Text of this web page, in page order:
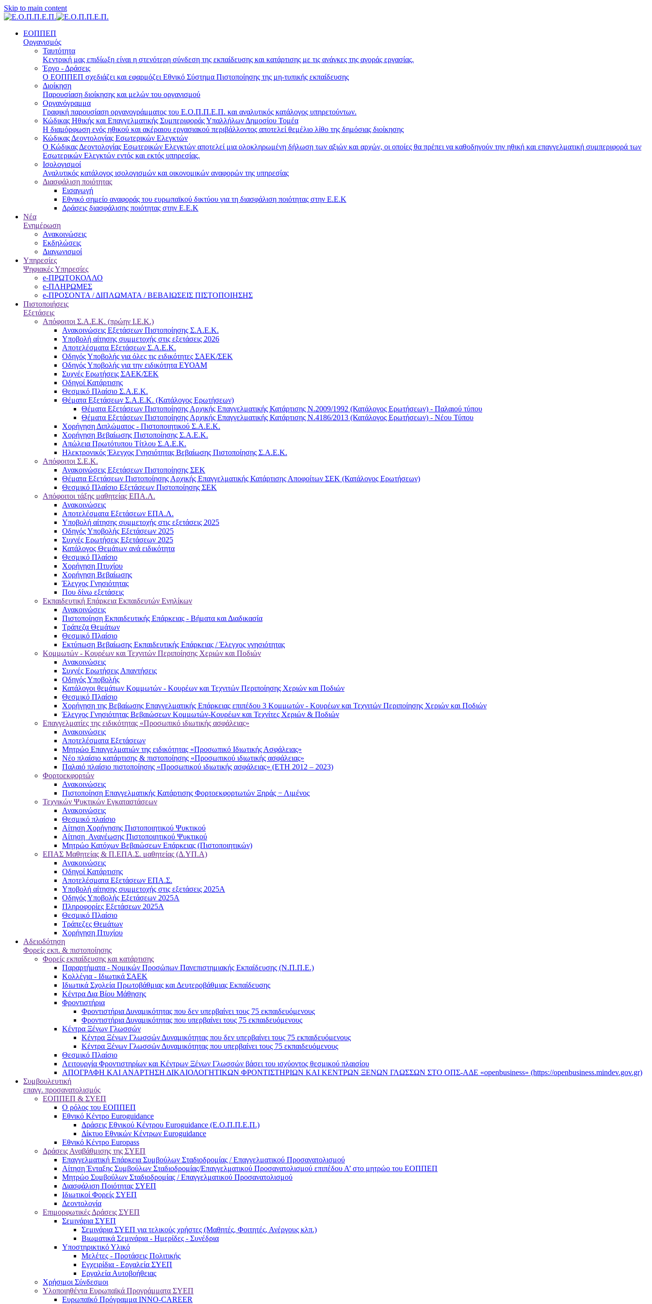
Skip to main content
ΕΟΠΠΕΠ
Οργανισμός
Ταυτότητα
Κεντρική μας επιδίωξη είναι η στενότερη σύνδεση της εκπαίδευσης και κατάρτισης με τις ανάγκες της αγοράς εργασίας.
Έργο - Δράσεις
Ο ΕΟΠΠΕΠ σχεδιάζει και εφαρμόζει Eθνικό Σύστημα Πιστοποίησης της μη-τυπικής εκπαίδευσης
Διοίκηση
Παρουσίαση διοίκησης και μελών του οργανισμού
Οργανόγραμμα
Γραφική παρουσίαση οργανογράμματος του Ε.Ο.Π.Π.Ε.Π. και αναλυτικός κατάλογος υπηρετούντων.
Κώδικας Ηθικής και Επαγγελματικής Συμπεριφοράς Υπαλλήλων Δημοσίου Τομέα
Η διαμόρφωση ενός ηθικού και ακέραιου εργασιακού περιβάλλοντος αποτελεί θεμέλιο λίθο της δημόσιας διοίκησης
Κώδικας Δεοντολογίας Εσωτερικών Ελεγκτών
Ο Κώδικας Δεοντολογίας Εσωτερικών Ελεγκτών αποτελεί μια ολοκληρωμένη δήλωση των αξιών και αρχών, οι οποίες θα πρέπει να καθοδηγούν την ηθική και επαγγελματική συμπεριφορά των
Εσωτερικών Ελεγκτών εντός και εκτός υπηρεσίας.
Ισολογισμοί
Αναλυτικός κατάλογος ισολογισμών και οικονομικών αναφορών της υπηρεσίας
Διασφάλιση ποιότητας
Εισαγωγή
Εθνικό σημείο αναφοράς του ευρωπαϊκού δικτύου για τη διασφάλιση ποιότητας στην Ε.Ε.Κ
Δράσεις διασφάλισης ποιότητας στην Ε.Ε.Κ
Νέα
Ενημέρωση
Ανακοινώσεις
Εκδηλώσεις
Διαγωνισμοί
Υπηρεσίες
Ψηφιακές Υπηρεσίες
e-ΠΡΩΤΟΚΟΛΛΟ
e-ΠΛΗΡΩΜΕΣ
e-ΠΡΟΣΟΝΤΑ / ΔΙΠΛΩΜΑΤΑ / ΒΕΒΑΙΩΣΕΙΣ ΠΙΣΤΟΠΟΙΗΣΗΣ
Πιστοποιήσεις
Εξετάσεις
Απόφοιτοι Σ.Α.Ε.Κ. (πρώην Ι.Ε.Κ.)
Ανακοινώσεις Εξετάσεων Πιστοποίησης Σ.Α.Ε.Κ.
Υποβολή αίτησης συμμετοχής στις εξετάσεις 2026
Αποτελέσματα Εξετάσεων Σ.Α.Ε.Κ.
Οδηγός Υποβολής για όλες τις ειδικότητες ΣΑΕΚ/ΣΕΚ
Οδηγός Υποβολής για την ειδικότητα ΕΥΟΑΜ
Συχνές Ερωτήσεις ΣΑΕΚ/ΣΕΚ
Οδηγοί Κατάρτισης
Θεσμικό Πλαίσιο Σ.Α.Ε.Κ.
Θέματα Εξετάσεων Σ.Α.Ε.Κ. (Κατάλογος Ερωτήσεων)
Θέματα Εξετάσεων Πιστοποίησης Αρχικής Επαγγελματικής Κατάρτισης Ν.2009/1992 (Κατάλογος Ερωτήσεων) - Παλαιού τύπου
Θέματα Εξετάσεων Πιστοποίησης Αρχικής Επαγγελματικής Κατάρτισης Ν.4186/2013 (Κατάλογος Ερωτήσεων) - Νέου Τύπου
Χορήγηση Διπλώματος - Πιστοποιητικού Σ.Α.Ε.Κ.
Χορήγηση Βεβαίωσης Πιστοποίησης Σ.Α.Ε.Κ.
Απώλεια Πρωτότυπου Τίτλου Σ.Α.Ε.Κ.
Ηλεκτρονικός Έλεγχος Γνησιότητας Βεβαίωσης Πιστοποίησης Σ.Α.Ε.Κ.
Απόφοιτοι Σ.Ε.Κ.
Ανακοινώσεις Εξετάσεων Πιστοποίησης ΣΕΚ
Θέματα Εξετάσεων Πιστοποίησης Αρχικής Επαγγελματικής Κατάρτισης Αποφοίτων ΣΕΚ (Κατάλογος Ερωτήσεων)
Θεσμικό Πλαίσιο Εξετάσεων Πιστοποίησης ΣΕΚ
Απόφοιτοι τάξης μαθητείας ΕΠΑ.Λ.
Ανακοινώσεις
Αποτελέσματα Εξετάσεων ΕΠΑ.Λ.
Υποβολή αίτησης συμμετοχής στις εξετάσεις 2025
Οδηγός Υποβολής Εξετάσεων 2025
Συχνές Ερωτήσεις Εξετάσεων 2025
Κατάλογος Θεμάτων ανά ειδικότητα
Θεσμικό Πλαίσιο
Χορήγηση Πτυχίου
Χορήγηση Βεβαίωσης
Έλεγχος Γνησιότητας
Που δίνω εξετάσεις
Εκπαιδευτική Επάρκεια Εκπαιδευτών Ενηλίκων
Ανακοινώσεις
Πιστοποίηση Εκπαιδευτικής Επάρκειας - Βήματα και Διαδικασία
Τράπεζα Θεμάτων
Θεσμικό Πλαίσιο
Εκτύπωση Βεβαίωσης Εκπαιδευτικής Επάρκειας / Έλεγχος γνησιότητας
Κομμωτών - Κουρέων και Τεχνιτών Περιποίησης Χεριών και Ποδιών
Ανακοινώσεις
Συχνές Ερωτήσεις Απαντήσεις
Οδηγός Υποβολής
Κατάλογοι θεμάτων Κομμωτών - Κουρέων και Τεχνιτών Περιποίησης Χεριών και Ποδιών
Θεσμικό Πλαίσιο
Χορήγηση της Βεβαίωσης Επαγγελματικής Επάρκειας επιπέδου 3 Κομμωτών - Κουρέων και Τεχνιτών Περιποίησης Χεριών και Ποδιών
Έλεγχος Γνησιότητας Βεβαιώσεων Κομμωτών-Κουρέων και Τεχνίτες Χεριών & Ποδιών
Επαγγελματίες της ειδικότητας «Προσωπικό ιδιωτικής ασφάλειας»
Ανακοινώσεις
Αποτελέσματα Εξετάσεων
Μητρώο Επαγγελματιών της ειδικότητας «Προσωπικό Ιδιωτικής Ασφάλειας»
Νέο πλαίσιο κατάρτισης & πιστοποίησης «Προσωπικού ιδιωτικής ασφάλειας»
Παλαιό πλαίσιο πιστοποίησης «Προσωπικού ιδιωτικής ασφάλειας» (ΕΤΗ 2012 – 2023)
Φορτοεκφορτών
Ανακοινώσεις
Πιστοποίηση Επαγγελματικής Κατάρτισης Φορτοεκφορτωτών Ξηράς − Λιμένος
Τεχνικών Ψυκτικών Εγκαταστάσεων
Ανακοινώσεις
Θεσμικό πλαίσιο
Αίτηση Χορήγησης Πιστοποιητικού Ψυκτικού
Αίτηση Ανανέωσης Πιστοποιητικού Ψυκτικού
Μητρώο Κατόχων Βεβαιώσεων Επάρκειας (Πιστοποιητικών)
ΕΠΑΣ Μαθητείας & Π.ΕΠΑ.Σ. μαθητείας (Δ.ΥΠ.Α)
Ανακοινώσεις
Oδηγοί Κατάρτισης
Αποτελέσματα Εξετάσεων ΕΠΑ.Σ.
Υποβολή αίτησης συμμετοχής στις εξετάσεις 2025Α
Οδηγός Υποβολής Εξετάσεων 2025A
Πληροφορίες Εξετάσεων 2025Α
Θεσμικό Πλαίσιο
Τράπεζες Θεμάτων
Χορήγηση Πτυχίου
Αδειοδότηση
Φορείς εκπ. & πιστοποίησης
Φορείς εκπαίδευσης και κατάρτισης
Παραρτήματα - Νομικών Προσώπων Πανεπιστημιακής Εκπαίδευσης (Ν.Π.Π.Ε.)
Κολλέγια - Ιδιωτικά ΣΑΕΚ
Ιδιωτικά Σχολεία Πρωτοβάθμιας και Δευτεροβάθμιας Εκπαίδευσης
Κέντρα Δια Βίου Μάθησης
Φροντιστήρια
Φροντιστήρια Δυναμικότητας που δεν υπερβαίνει τους 75 εκπαιδευόμενους
Φροντιστήρια Δυναμικότητας που υπερβαίνει τους 75 εκπαιδευόμενους
Κέντρα Ξένων Γλωσσών
Kέντρα Ξένων Γλωσσών Δυναμικότητας που δεν υπερβαίνει τους 75 εκπαιδευόμενους
Kέντρα Ξένων Γλωσσών Δυναμικότητας που υπερβαίνει τους 75 εκπαιδευόμενους
Θεσμικό Πλαίσιο
Λειτουργία Φροντιστηρίων και Κέντρων Ξένων Γλωσσών βάσει του ισχύοντος θεσμικού πλαισίου
ΑΠΟΓΡΑΦΗ ΚΑΙ ΑΝΑΡΤΗΣΗ ΔΙΚΑΙΟΛΟΓΗΤΙΚΩΝ ΦΡΟΝΤΙΣΤΗΡΙΩΝ ΚΑΙ ΚΕΝΤΡΩΝ ΞΕΝΩΝ ΓΛΩΣΣΩΝ ΣΤΟ ΟΠΣ-ΑΔΕ «openbusiness» (https://openbusiness.mindev.gov.gr)
Συμβουλευτική
επαγγ. προσανατολισμός
ΕΟΠΠΕΠ & ΣΥΕΠ
Ο ρόλος του ΕΟΠΠΕΠ
Εθνικό Κέντρο Euroguidance
Δράσεις Εθνικού Κέντρου Euroguidance (Ε.Ο.Π.Π.Ε.Π.)
Δίκτυο Εθνικών Κέντρων Euroguidance
Εθνικό Κέντρο Europass
Δράσεις Αναβάθμισης της ΣΥΕΠ
Επαγγελματική Επάρκεια Συμβούλων Σταδιοδρομίας / Επαγγελματικού Προσανατολισμού
Αίτηση Ένταξης Συμβούλων Σταδιοδρομίας/Επαγγελματικού Προσανατολισμού επιπέδου Α’ στο μητρώο του ΕΟΠΠΕΠ
Μητρώο Συμβούλων Σταδιοδρομίας / Επαγγελματικού Προσανατολισμού
Διασφάλιση Ποιότητας ΣΥΕΠ
Ιδιωτικοί Φορείς ΣΥΕΠ
Δεοντολογία
Επιμορφωτικές Δράσεις ΣΥΕΠ
Σεμινάρια ΣΥΕΠ
Σεμινάρια ΣΥΕΠ για τελικούς χρήστες (Μαθητές, Φοιτητές, Ανέργους κλπ.)
Βιωματικά Σεμινάρια - Ημερίδες - Συνέδρια
Υποστηρικτικό Υλικό
Μελέτες - Προτάσεις Πολιτικής
Εγχειρίδια - Εργαλεία ΣΥΕΠ
Εργαλεία Αυτοβοήθειας
Χρήσιμοι Σύνδεσμοι
Υλοποιηθέντα Ευρωπαϊκά Προγράμματα ΣΥΕΠ
Ευρωπαϊκό Πρόγραμμα INNO-CAREER